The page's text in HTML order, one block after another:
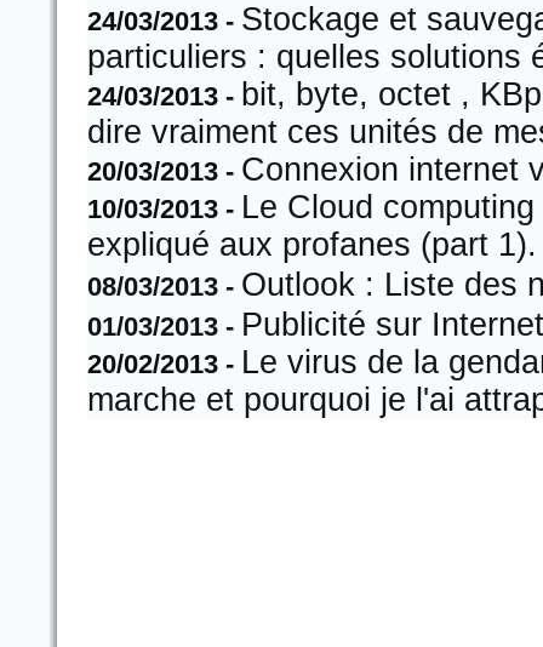
24/03/2013 - Stockage et
particuliers : quelles solutions
24/03/2013 - bit, byte, octet ,
dire vraiment ces unités de
20/03/2013 - Connexion internet
10/03/2013 - Le Cloud
expliqué aux profanes (part 1).
08/03/2013 - Outlook : Liste des
01/03/2013 - Publicité sur
20/02/2013 - Le virus de la
marche et pourquoi je l'ai